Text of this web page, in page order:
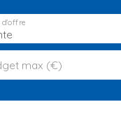
VENDRE LA TEAM
d'offre
max (€)